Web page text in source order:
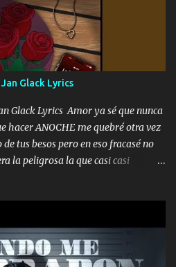
el vuelo y la mente y
trago Y así es como empezamos
A vido alta y bajas La carreta
Ya me han pasado cosas Y
la vida es muy corta Hay que
porque nada es...
Glack Lyrics
Glack Lyrics Amor ya sé que nunca
hacer ANOCHE me quebré otra vez
tus besos pero en eso fracasé no
la peligrosa la que casi casi
de mujeres pero solo
verte Recuerdo echábamos
yo quitándote la ropa no